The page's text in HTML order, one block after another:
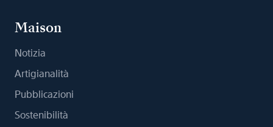
Maison
Notizia
Artigianalità
Pubblicazioni
Sostenibilità